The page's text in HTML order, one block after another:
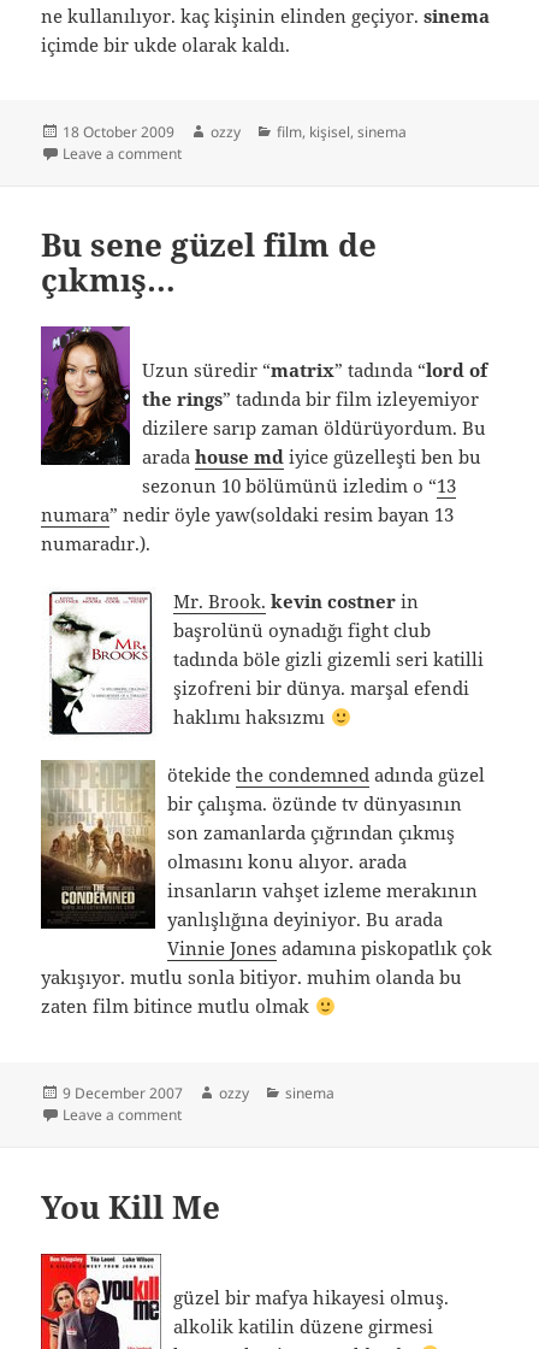
ne kullanılıyor. kaç kişinin elinden geçiyor.sinema
içimde bir ukde olarak kaldı.
Posted
on
18 October 2009 Author
ozzy Categories
film, kişisel,sinema
Leave a commenton beowulf u hd izlemek
Bu sene güzel film de
çıkmış…
Uzun süredir “matrix” tadında “lord of
the rings” tadında bir film izleyemiyor
dizilere sarıp zaman öldürüyordum. Bu
aradahouse md iyice güzelleşti ben bu
sezonun 10 bölümünü izledim o “13
numara” nedir öyle yaw(soldaki resim bayan 13
numaradır.).
Mr. Brook. kevin costner in
başrolünü oynadığı fight club
tadında böle gizli gizemli seri katilli
şizofreni bir dünya. marşal efendi
haklımı haksızmı
ötekidethe condemned adında güzel
bir çalışma. özünde tv dünyasının
son zamanlarda çığrından çıkmış
olmasını konu alıyor. arada
insanların vahşet izleme merakının
yanlışlığına deyiniyor. Bu arada
Vinnie Jones adamına piskopatlık çok
yakışıyor. mutlu sonla bitiyor. muhim olanda bu
zaten film bitince mutlu olmak
Posted
on
9 December 2007 Author
ozzy Categories
sinema
Leave a commenton Bu sene güzel film de çıkmış…
You Kill Me
güzel bir mafya hikayesi olmuş.
alkolik katilin düzene girmesi